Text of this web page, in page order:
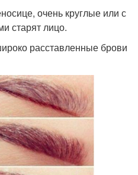
очень круглые или с
старят лицо.
расставленные брови